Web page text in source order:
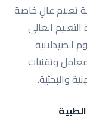
تعليم عالٍ خاصة
العالي
وتقنيات
والبحثية.